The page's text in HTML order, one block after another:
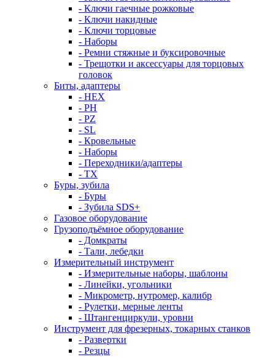
- Ключи гаечные рожковые
- Ключи накидные
- Ключи торцовые
- Наборы
- Ремни стяжные и буксировочные
- Трещотки и аксессуары для торцовых
головок
Биты, адаптеры
- HEX
- PH
- PZ
- SL
- Кровельные
- Наборы
- Переходники/адаптеры
- ТX
Буры, зубила
- Буры
- Зубила SDS+
Газовое оборудование
Грузоподъёмное оборудование
- Домкраты
- Тали, лебедки
Измерительный инструмент
- Измерительные наборы, шаблоны
- Линейки, угольники
- Микрометр, нутромер, калибр
- Рулетки, мерные ленты
- Штангенциркули, уровни
Инструмент для фрезерных, токарных станков
- Развертки
- Резцы